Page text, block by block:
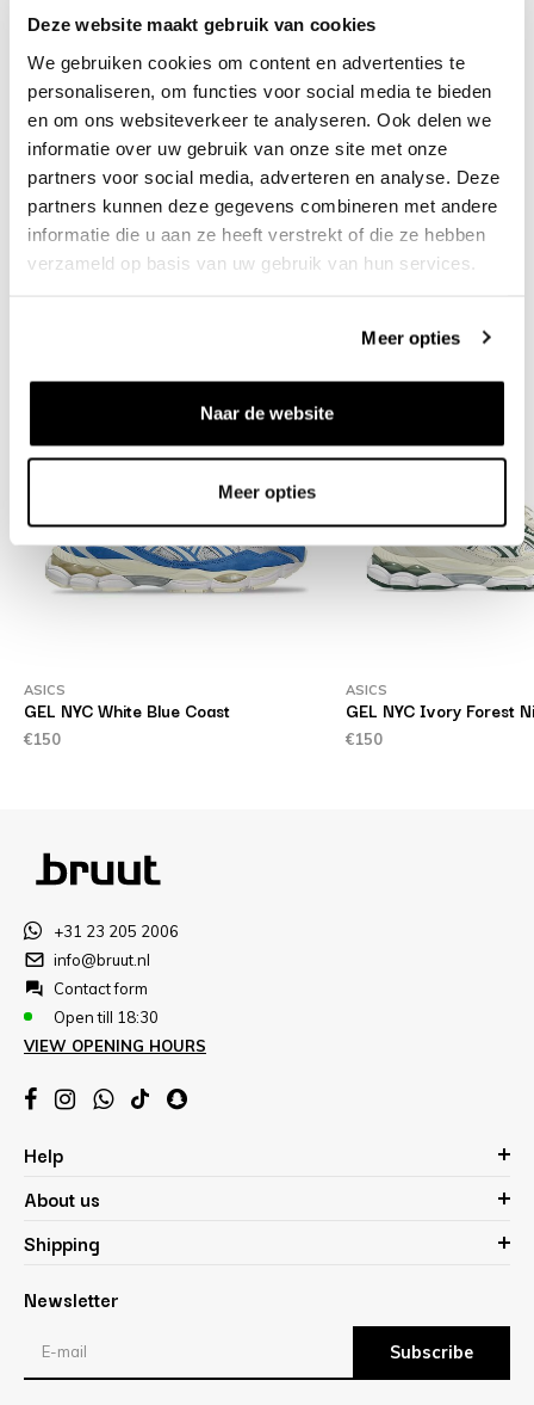
Deze website maakt gebruik van cookies
We gebruiken cookies om content en advertenties te
personaliseren, om functies voor social media te bieden
en om ons websiteverkeer te analyseren. Ook delen we
informatie over uw gebruik van onze site met onze
partners voor social media, adverteren en analyse. Deze
partners kunnen deze gegevens combineren met andere
informatie die u aan ze heeft verstrekt of die ze hebben
verzameld op basis van uw gebruik van hun services.
Meer opties
Naar de website
Meer opties
Need help?We're glad to help
Live chat
About this product
Shipment and returns
Related products
ASICS
GEL NYC White Blue Coast
€150
ASICS
GEL NYC Ivory Forest
€150
+31 23 205 2006
info@bruut.nl
Contact form
Open till 18:30
VIEW OPENING HOURS
Help
About us
Shipping
Newsletter
Subscribe